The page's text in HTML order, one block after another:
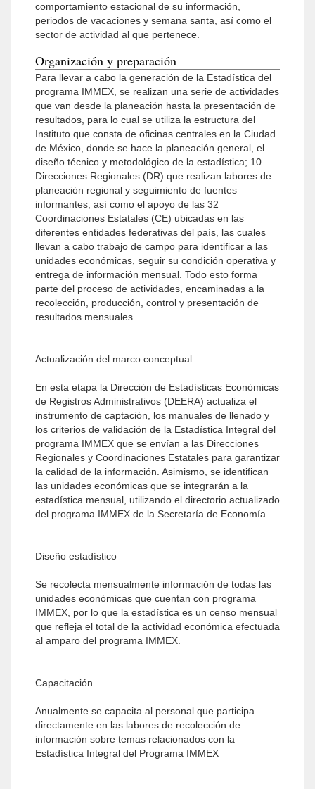
comportamiento estacional de su información,
periodos de vacaciones y semana santa, así como el
sector de actividad al que pertenece.
Organización y preparación
Para llevar a cabo la generación de la Estadística del
programa IMMEX, se realizan una serie de actividades
que van desde la planeación hasta la presentación de
resultados, para lo cual se utiliza la estructura del
Instituto que consta de oficinas centrales en la Ciudad
de México, donde se hace la planeación general, el
diseño técnico y metodológico de la estadística; 10
Direcciones Regionales (DR) que realizan labores de
planeación regional y seguimiento de fuentes
informantes; así como el apoyo de las 32
Coordinaciones Estatales (CE) ubicadas en las
diferentes entidades federativas del país, las cuales
llevan a cabo trabajo de campo para identificar a las
unidades económicas, seguir su condición operativa y
entrega de información mensual. Todo esto forma
parte del proceso de actividades, encaminadas a la
recolección, producción, control y presentación de
resultados mensuales.
Actualización del marco conceptual
En esta etapa la Dirección de Estadísticas Económicas
de Registros Administrativos (DEERA) actualiza el
instrumento de captación, los manuales de llenado y
los criterios de validación de la Estadística Integral del
programa IMMEX que se envían a las Direcciones
Regionales y Coordinaciones Estatales para garantizar
la calidad de la información. Asimismo, se identifican
las unidades económicas que se integrarán a la
estadística mensual, utilizando el directorio actualizado
del programa IMMEX de la Secretaría de Economía.
Diseño estadístico
Se recolecta mensualmente información de todas las
unidades económicas que cuentan con programa
IMMEX, por lo que la esta­dística es un censo mensual
que refleja el total de la actividad económica efectuada
al amparo del programa IMMEX.
Capacitación
Anualmente se capacita al personal que participa
directamente en las labores de recolección de
información sobre temas relacionados con la
Estadística Integral del Programa IMMEX